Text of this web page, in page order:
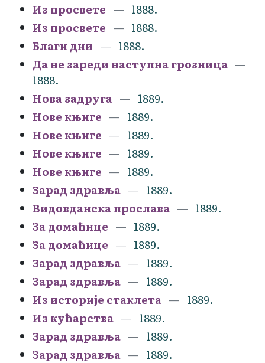
Из просвете
1888.
Из просвете
1888.
Благи дни
1888.
Да не зареди наступна грозница
1888.
Нова задруга
1889.
Нове књиге
1889.
Нове књиге
1889.
Нове књиге
1889.
Нове књиге
1889.
Зарад здравља
1889.
Видовданска прослава
1889.
За домаћице
1889.
За домаћице
1889.
Зарад здравља
1889.
Зарад здравља
1889.
Из историје стаклета
1889.
Из кућарства
1889.
Зарад здравља
1889.
Зарад здравља
1889.